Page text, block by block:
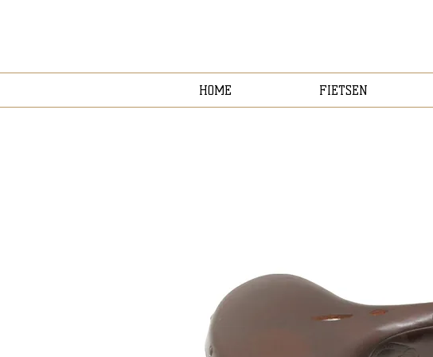
HOME FIETSEN